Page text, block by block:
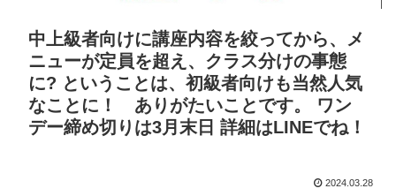
中上級者向けに講座内容を絞ってから、メ
ニューが定員を超え、クラス分けの事態
に? ということは、初級者向けも当然人気
なことに！ ありがたいことです。 ワン
デー締め切りは3月末日 詳細はLINEでね！
2024.03.28